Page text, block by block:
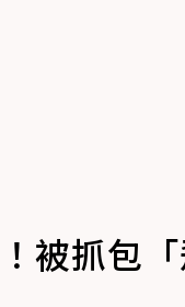
被抓包